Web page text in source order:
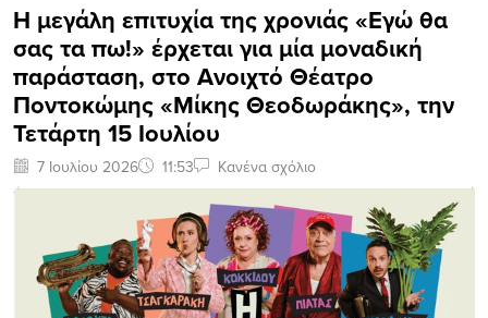
H μεγάλη επιτυχία της χρονιάς «Εγώ θα
σας τα πω!» έρχεται για μία μοναδική
παράσταση, στο Ανοιχτό Θέατρο
Ποντοκώμης «Μίκης Θεοδωράκης», την
Τετάρτη 15 Ιουλίου
7 Ιουλίου 2026 11:53 Κανένα σχόλιο